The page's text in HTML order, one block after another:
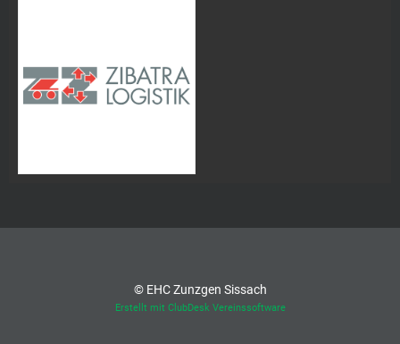
© EHC Zunzgen Sissach
Erstellt mit ClubDesk Vereinssoftware